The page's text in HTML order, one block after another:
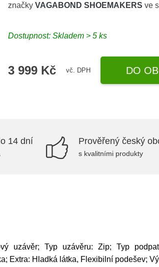
značkyVAGABOND SHOEMAKERS ve
Dostupnost: Skladem > 5 ks
3 999 Kč vč. DPH DO
14 dní Prověřený český
s kvalitními produkty
uzávěr; Typ uzávěru: Zip; Typ
Extra: Hladká látka, Flexibilní podešev;